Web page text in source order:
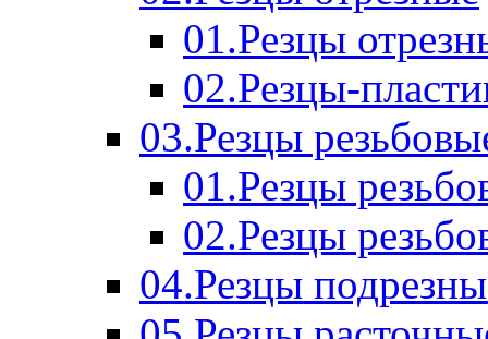
01.Резцы
02.Резцы-
03.Резцы
01.Резцы
02.Резцы
04.Резцы